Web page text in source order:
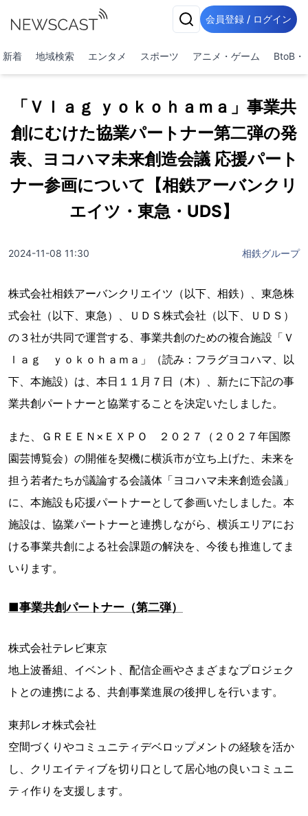
会員登録 / ログイン
新着 地域検索 エンタメ スポーツ アニメ・ゲーム BtoB・
「Ｖｌａｇ ｙｏｋｏｈａｍａ」事業共
創にむけた協業パートナー第二弾の発
表、ヨコハマ未来創造会議 応援パート
ナー参画について【相鉄アーバンクリ
エイツ・東急・UDS】
2024-11-08 11:30 相鉄グループ
株式会社相鉄アーバンクリエイツ（以下、相鉄）、東急株
式会社（以下、東急）、ＵＤＳ株式会社（以下、ＵＤＳ）
の３社が共同で運営する、事業共創のための複合施設「Ｖ
ｌａｇ ｙｏｋｏｈａｍａ」（読み：フラグヨコハマ、以
下、本施設）は、本日１１月７日（木）、新たに下記の事
業共創パートナーと協業することを決定いたしました。
また、ＧＲＥＥＮ×ＥＸＰＯ ２０２７（２０２７年国際
園芸博覧会）の開催を契機に横浜市が立ち上げた、未来を
担う若者たちが議論する会議体「ヨコハマ未来創造会議」
に、本施設も応援パートナーとして参画いたしました。本
施設は、協業パートナーと連携しながら、横浜エリアにお
ける事業共創による社会課題の解決を、今後も推進してま
いります。
■事業共創パートナー（第二弾）
株式会社テレビ東京
地上波番組、イベント、配信企画やさまざまなプロジェク
トとの連携による、共創事業進展の後押しを行います。
東邦レオ株式会社
空間づくりやコミュニティデベロップメントの経験を活か
し、クリエイティブを切り口として居心地の良いコミュニ
ティ作りを支援します。